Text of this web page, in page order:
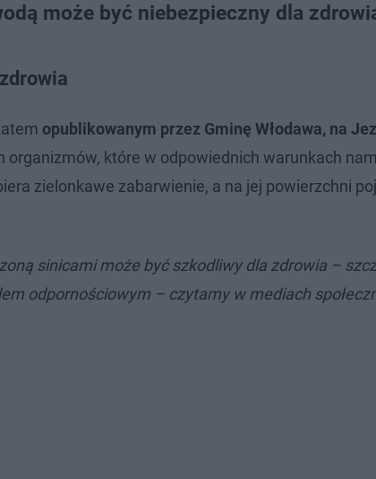
może być niebezpieczny dla
opublikowanym przez Gminę Włodawa, na
które w odpowiednich warunkach
zielonkawe zabarwienie, a na jej powierzchni
sinicami może być szkodliwy dla zdrowia –
odpornościowym – czytamy w mediach